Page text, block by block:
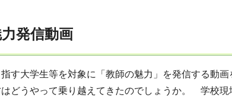
発信動画
す大学生等を対象に「教師の魅力」を発信する動
どうやって乗り越えてきたのでしょうか。 学校